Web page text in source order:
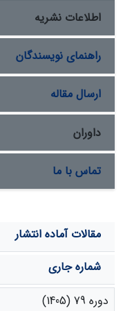
اطلاعات نشریه
راهنمای نویسندگان
ارسال مقاله
داوران
تماس با ما
مقالات آماده انتشار
شماره جاری
دوره 79 (1405)